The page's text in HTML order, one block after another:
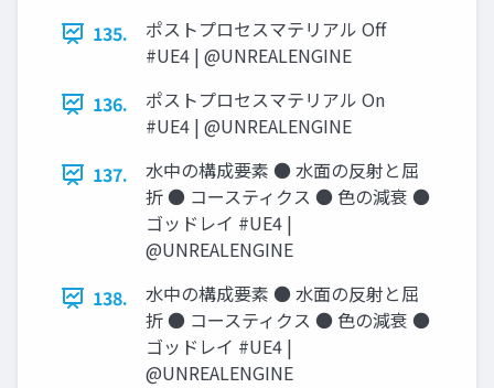
135.
ポストプロセスマテリアル Off
#UE4 | @UNREALENGINE
136.
ポストプロセスマテリアル On
#UE4 | @UNREALENGINE
137.
水中の構成要素 ● 水面の反射と屈
折 ● コースティクス ● 色の減衰 ●
ゴッドレイ #UE4 |
@UNREALENGINE
138.
水中の構成要素 ● 水面の反射と屈
折 ● コースティクス ● 色の減衰 ●
ゴッドレイ #UE4 |
@UNREALENGINE